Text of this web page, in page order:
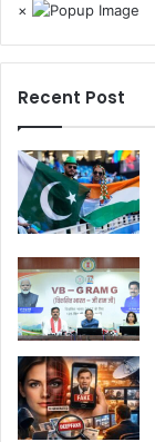
×
Recent Post